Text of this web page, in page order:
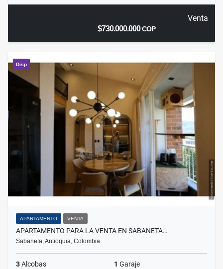
Venta
$730.000.000COP
Disp
APARTAMENTO VENTA
APARTAMENTO PARA LA VENTA EN SABANETA…
Sabaneta, Antioquia, Colombia
3Alcobas 1 Garaje